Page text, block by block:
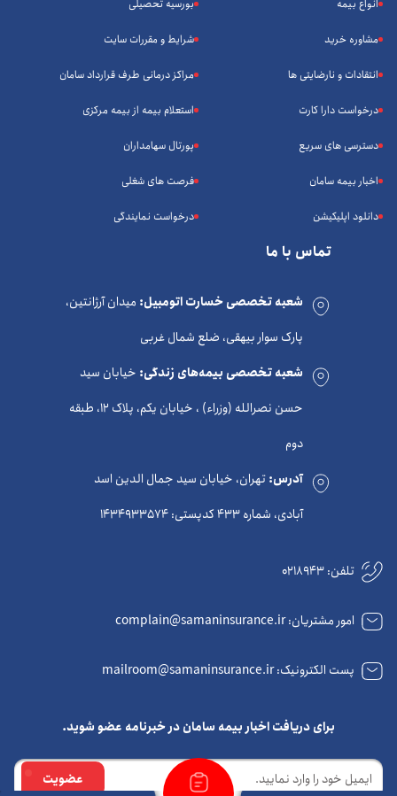
انواع بیمه
مشاوره خرید
انتقادات و نارضایتی ها
درخواست دارا کارت
دسترسی های سریع
اخبار بیمه سامان
دانلود اپلیکیشن
بورسیه تحصیلی
شرایط و مقررات سایت
مراکز درمانی طرف قرارداد سامان
استعلام بیمه از بیمه مرکزی
پورتال سهامداران
فرصت های شغلی
درخواست نمایندگی
تماس با ما
شعبه تخصصی خسارت اتومبیل: میدان آرژانتین،
پارک سوار بیهقی، ضلع شمال غربی
شعبه تخصصی بیمه‌های زندگی: خیابان سید
حسن نصرالله (وزراء) ، خیابان یکم، پلاک 12، طبقه
دوم
آدرس:تهران، خیابان سید جمال الدین اسد
آبادی، شماره 433 کدپستی: 1434933574
تلفن:0218943
امور مشتریان: complain@samaninsurance.ir
پست الکترونیک: mailroom@samaninsurance.ir
برای دریافت اخبار بیمه سامان در خبرنامه عضو شوید.
ایمیل عضویت